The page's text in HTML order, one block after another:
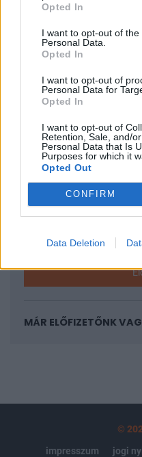
Opted In
I want to opt-out of the
Personal Data.
Opted In
I want to opt-out of
Personal Data for
Opted In
I want to opt-out of
Retention, Sale, and/
Personal Data that Is
Purposes for which it
Opted Out
CONFIRM
Data Deletion
vizsgálatot indított ellene
egy záró vizsga az
fundot törvénytelenül"
KEDVES OLVASÓNK!
A keresett cikk a
tartozik, melynek
regisztrációhoz kötött.
Az előfizetés a
Portfolio.hu teljes
Kötéslisták: BÉT
kötéslistái
MÁR ELŐFIZETŐNK
©
impresszum
jogi